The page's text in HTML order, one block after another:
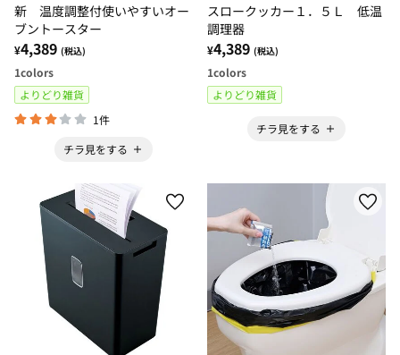
新 温度調整付使いやすいオー
ブントースター
¥4,389 (税込)
1colors
よりどり雑貨
1件
チラ見をする
スロークッカー１．５Ｌ 低温
調理器
¥4,389 (税込)
1colors
よりどり雑貨
チラ見をする